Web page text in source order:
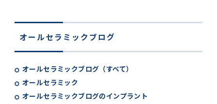
オールセラミックブログ
オールセラミックブログ（すべて）
オールセラミック
オールセラミックブログのインプラント